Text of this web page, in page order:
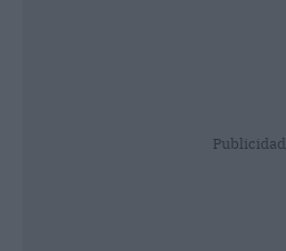
Publicidad